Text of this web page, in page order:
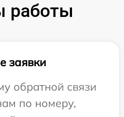
работы
заявки
обратной связи
по номеру,